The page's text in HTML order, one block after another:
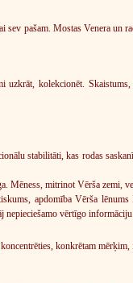
sev pašam. Mostas Venera un
uzkrāt, kolekcionēt.
stabilitāti, kas rodas
Mēness, mitrinot Vērša zemi,
apdomība Vērša
nepieciešamo vērtīgo
konkrētam